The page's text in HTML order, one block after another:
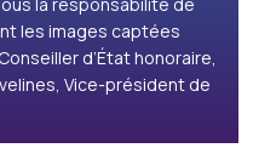
les images captées
d’État honoraire,
Vice-président de